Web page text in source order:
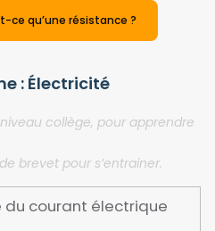
ce qu’une résistance ?
: Électricité
collège, pour apprendre
brevet pour s’entrainer.
du courant électrique